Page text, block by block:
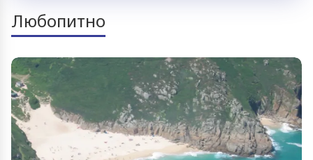
Любопитно